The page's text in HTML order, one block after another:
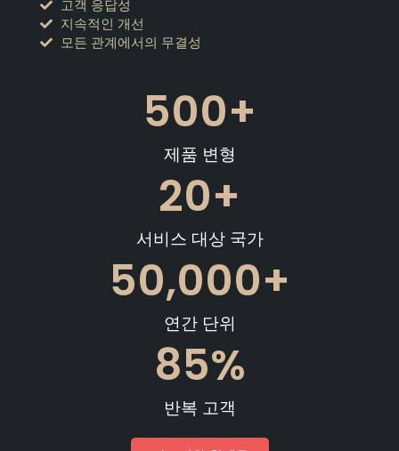
고객 응답성
지속적인 개선
모든 관계에서의 무결성
제품 변형
500+
서비스 대상 국가
20+
연간 단위
50,000+
반복 고객
85%